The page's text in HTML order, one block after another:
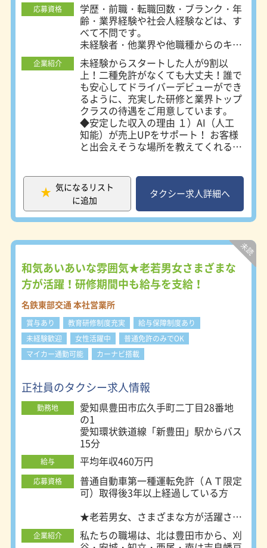
応募資格
学歴・前職・転職回数・ブランク・年
齢・業界経験や社会人経験などは、す
べて不問です。
未経験者・他業界や他職種からのキャ
リアチェンジ希望者、歓迎します！
40代、50代、60代のミドル・シニア
の方や女性ドライバーも活躍中！
資格：普通自動車免許(AT限定もOK)
企業紹介
未経験からスタートした人が9割以
上！二種免許がなくても大丈夫！誰で
も安心してドライバーデビューができ
るように、充実した研修と業界トップ
クラスの待遇をご用意しています。
◆安定した収入の理由 １）AI（人工
知能）が売上UPをサポート！ お客様
と出会えそうな場所を教えてくれる
ることがありません ２）トップクラ
スの受注配車で売上を確保！ つばめ
タクシーには1日平均6000回の受注配
車があり、待機営業はもちろん、流し
車が入ります。 ３）月給24万円の保
障給制度！ 入社後6ヶ月間は月給24万
円を保障。安定した収入を確保しなが
ら、じっくり仕事のコツや売上UPの
コツを掴むことができます。 ◆働き
方 ・つばめグループ保育園を完備！
子育てしながら働ける ・昼間だけの
勤務や扶養内のパート勤務が可能 ・1
ヶ月間海外旅行へ…など、長期休暇の
取得が可能 ・勤務時間、勤務形態、
営業スタイルが選択できる ◆働く環
した車内装備で安全を確保 ・生活を
快適にする寮・食堂・お風呂を完備
・営業支援ツール「次世代配車システ
ム」を導入 ・集客力を高める配車注
文アプリをいち早く開発
気になるリスト
に追加
タクシー求人詳細へ
和気あいあいな雰囲気★老若男女さまざまな
方が活躍！研修期間中も給与を支給！
名鉄東部交通 本社営業所
賞与あり 教育研修制度充実
給与保障制度あり
未経験歓迎
女性活躍中
普通免許のみでOK
マイカー通勤可能
カーナビ搭載
正社員のタクシー求人情報
勤務地
愛知県豊田市広久手町二丁目28番地
の1
愛知環状鉄道線「新豊田」駅からバス
15分
給与 平均年収460万円
応募資格
普通自動車第一種運転免許（ＡＴ限定
可）取得後3年以上経過している方
★老若男女、さまざまな方が活躍され
ていますので
少しでもご興味をいただけましたらご
企業紹介
私たちの職場は、北は豊田市から、刈